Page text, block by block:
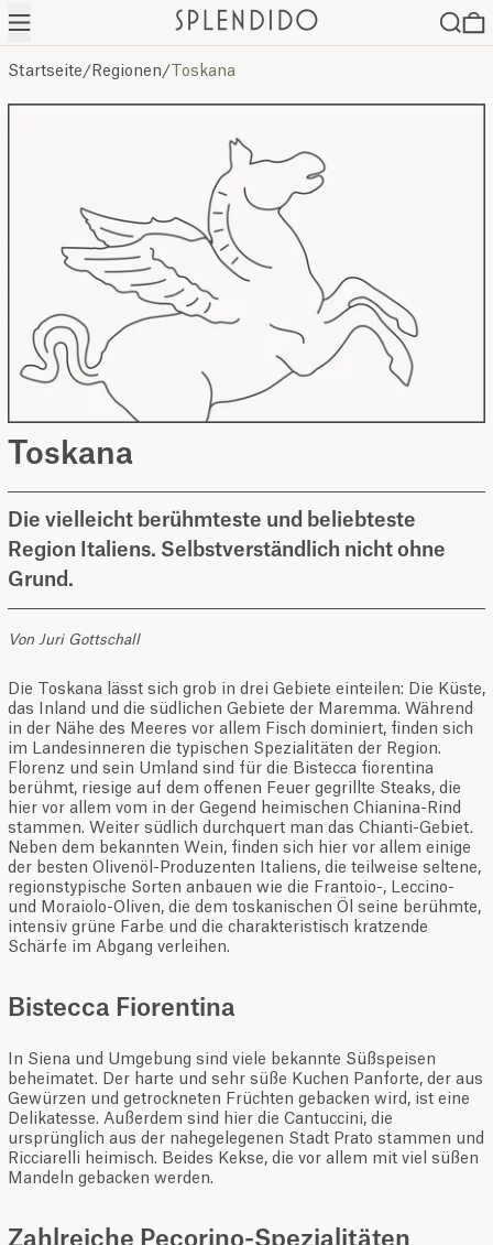
Menü
Startseite/ Regionen/ Toskana
Toskana
Die vielleicht berühmteste und beliebteste
Region Italiens. Selbstverständlich nicht ohne
Grund.
Von Juri Gottschall
Die Toskana lässt sich grob in drei Gebiete einteilen: Die Küste,
das Inland und die südlichen Gebiete der Maremma. Während
in der Nähe des Meeres vor allem Fisch dominiert, finden sich
im Landesinneren die typischen Spezialitäten der Region.
Florenz und sein Umland sind für die Bistecca fiorentina
berühmt, riesige auf dem offenen Feuer gegrillte Steaks, die
hier vor allem vom in der Gegend heimischen Chianina-Rind
stammen. Weiter südlich durchquert man das Chianti-Gebiet.
Neben dem bekannten Wein, finden sich hier vor allem einige
der besten Olivenöl-Produzenten Italiens, die teilweise seltene,
regionstypische Sorten anbauen wie die Frantoio-, Leccino-
und Moraiolo-Oliven, die dem toskanischen Öl seine berühmte,
intensiv grüne Farbe und die charakteristisch kratzende
Schärfe im Abgang verleihen.
Bistecca Fiorentina
In Siena und Umgebung sind viele bekannte Süßspeisen
beheimatet. Der harte und sehr süße Kuchen Panforte, der aus
Gewürzen und getrockneten Früchten gebacken wird, ist eine
Delikatesse. Außerdem sind hier die Cantuccini, die
ursprünglich aus der nahegelegenen Stadt Prato stammen und
Ricciarelli heimisch. Beides Kekse, die vor allem mit viel süßen
Mandeln gebacken werden.
Zahlreiche Pecorino-Spezialitäten